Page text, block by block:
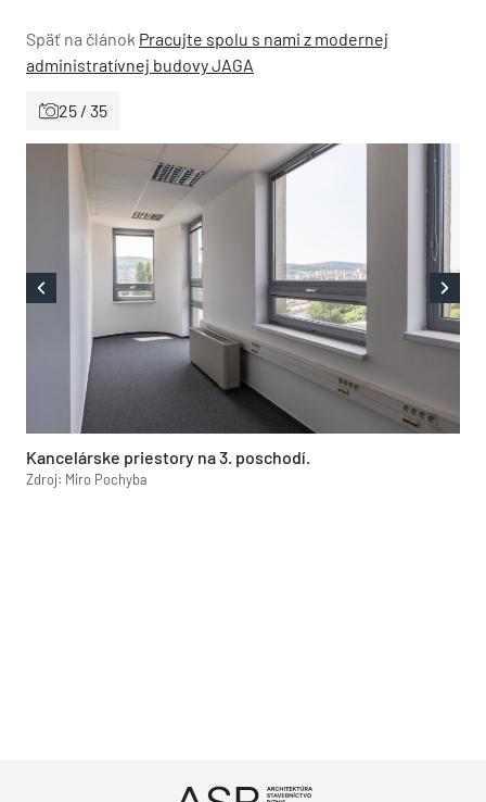
Späť na článok Pracujte spolu s nami z modernej
administratívnej budovy JAGA
25 / 35
Kancelárske priestory na 3. poschodí.
Zdroj: Miro Pochyba